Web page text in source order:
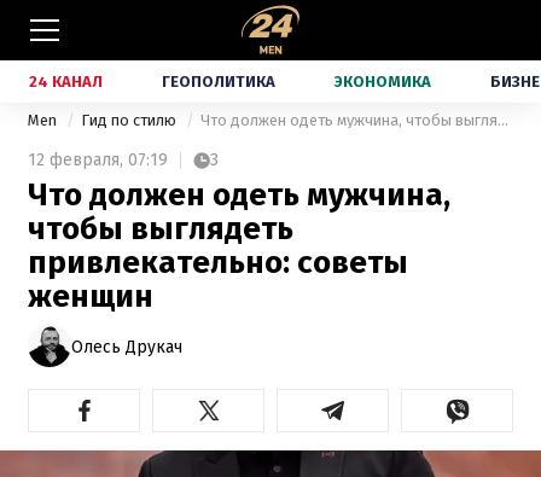
24 КАНАЛ ГЕОПОЛИТИКА ЭКОНОМИКА
Men Гид по стилю Что должен одеть мужчина, чтобы выглядеть привлекательно: советы женщин
12 февраля, 07:19 3
Что должен одеть мужчина,
чтобы выглядеть
привлекательно: советы
женщин
Олесь Друкач